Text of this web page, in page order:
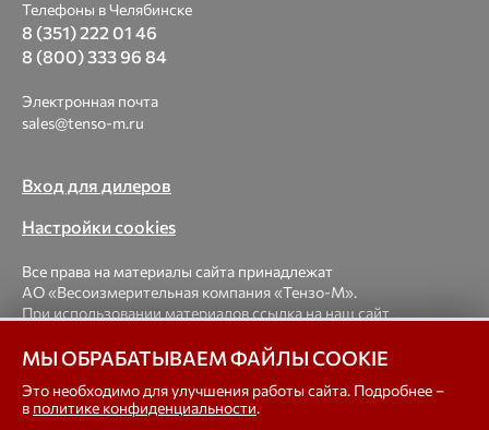
Телефоны в Челябинске
8 (351) 222 01 46
8 (800) 333 96 84
Электронная почта
sales@tenso-m.ru
Вход для дилеров
Настройки cookies
Все права на материалы сайта принадлежат
АО «Весоизмерительная компания «Тензо-М».
При использовании материалов ссылка на наш сайт
© 1998-2026 Весоизмерительная компания «Тензо-М» —
платформенные, крановые, вагонные, бункерные,
МЫ ОБРАБАТЫВАЕМ ФАЙЛЫ COOKIE
Это необходимо для улучшения работы сайта. Подробнее –
в политике конфиденциальности.